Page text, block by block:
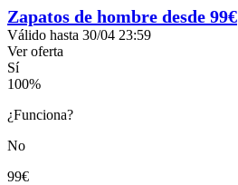
Zapatos de hombre desde 99€
Válido hasta 30/04 23:59
Ver oferta
Sí
100%
¿Funciona?
No
99€